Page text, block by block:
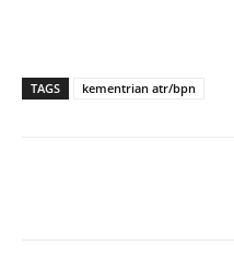
TAGS kementrian atr/bpn